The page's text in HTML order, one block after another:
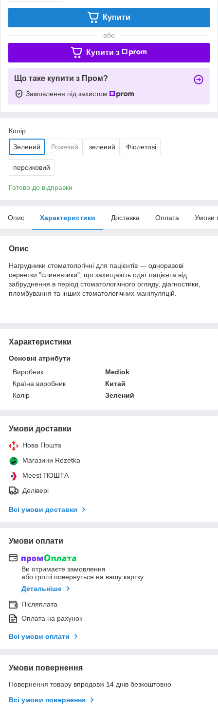
Купити
або
Купити з
Що таке купити з Пром?
Замовлення під захистом
Колір
Зелений Рожевий зелений Фіолетові
персиковий
Готово до відправки
Опис Характеристики Доставка Оплата Умови
Опис
Нагрудники стоматологічні для пацієнтів — одноразові
серветки "слинявчики", що захищають одяг пацієнта від
забруднення в період стоматологічного огляду, діагностики,
пломбування та інших стоматологічних маніпуляцій.
Характеристики
Основні атрибути
Виробник
Mediok
Країна виробник
Китай
Колір
Зелений
Умови доставки
Нова Пошта
Магазини Rozetka
Meest ПОШТА
Делівері
Всі умови доставки
Умови оплати
Ви отримаєте замовлення
або гроші повернуться на вашу картку
Детальніше
Післяплата
Оплата на рахунок
Всі умови оплати
Умови повернення
Повернення товару впродовж 14 днів безкоштовно
Всі умови повернення